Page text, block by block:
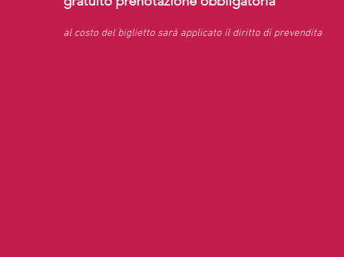
al costo del biglietto sarà applicato il diritto di prevendita